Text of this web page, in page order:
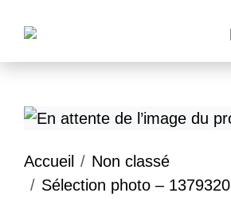
Accueil
Non classé
Sélection photo – 1379320